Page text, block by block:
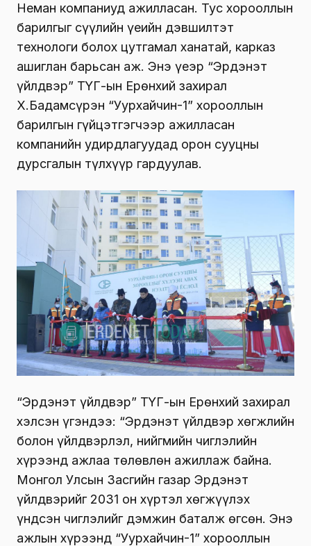
Неман компаниуд ажилласан. Тус хорооллын
барилгыг сүүлийн үеийн дэвшилтэт
технологи болох цутгамал ханатай, карказ
ашиглан барьсан аж. Энэ үеэр “Эрдэнэт
үйлдвэр” ТӨҮГ-ын Ерөнхий захирал
Х.Бадамсүрэн “Уурхайчин-1” хорооллын
барилгын гүйцэтгэгчээр ажилласан
компанийн удирдлагуудад орон сууцны
дурсгалын түлхүүр гардуулав.
“Эрдэнэт үйлдвэр” ТӨҮГ-ын Ерөнхий захирал
хэлсэн үгэндээ: “Эрдэнэт үйлдвэр хөгжлийн
болон үйлдвэрлэл, нийгмийн чиглэлийн
хүрээнд ажлаа төлөвлөн ажиллаж байна.
Монгол Улсын Засгийн газар Эрдэнэт
үйлдвэрийг 2031 он хүртэл хөгжүүлэх
үндсэн чиглэлийг дэмжин баталж өгсөн. Энэ
ажлын хүрээнд “Уурхайчин-1” хорооллын